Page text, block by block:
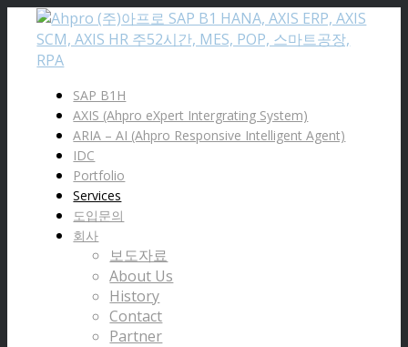
SAP B1H
AXIS (Ahpro eXpert Intergrating System)
ARIA – AI (Ahpro Responsive Intelligent Agent)
IDC
Portfolio
Services
도입문의
회사
보도자료
About Us
History
Contact
Partner